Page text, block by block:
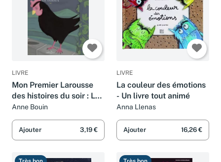
LIVRE
Mon Premier Larousse
des histoires du soir : Les
animaux
Anne Bouin
Ajouter 3,19 €
LIVRE
La couleur des émotions
- Un livre tout animé
Anna Llenas
Ajouter 16,26 €